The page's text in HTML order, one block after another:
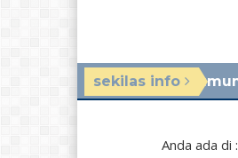
sekilas info
di pengumuman terbaru!
Anda ada di :